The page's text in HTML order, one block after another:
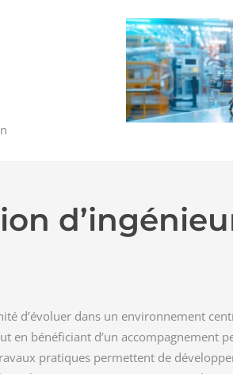
d’évoluer dans un environnement
bénéficiant d’un accompagnement
pratiques permettent de